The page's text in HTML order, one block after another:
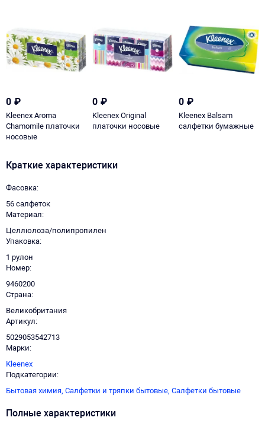
0 ₽
Kleenex Aroma
Chamomile платочки
носовые
0 ₽
Kleenex Original
платочки носовые
0 ₽
Kleenex Balsam
салфетки бумажные
Краткие характеристики
Фасовка
56 салфеток
Материал
Целлюлоза/полипропилен
Упаковка
1 рулон
Номер
9460200
Страна
Великобритания
Артикул
5029053542713
Марки
Kleenex
Подкатегории
Бытовая химия, Салфетки и тряпки бытовые, Салфетки бытовые
Полные характеристики